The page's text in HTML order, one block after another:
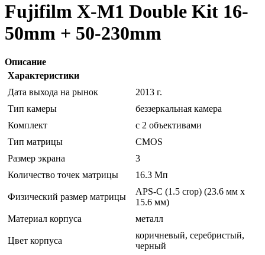
Fujifilm X-M1 Double Kit 16-
50mm + 50-230mm
Описание
Характеристики
Дата выхода на рынок
2013 г.
Тип камеры
беззеркальная камера
Комплект
с 2 объективами
Тип матрицы
CMOS
Размер экрана
3
Количество точек матрицы
16.3 Мп
Физический размер матрицы
APS-C (1.5 crop) (23.6 мм х
15.6 мм)
Материал корпуса
металл
Цвет корпуса
коричневый, серебристый,
черный